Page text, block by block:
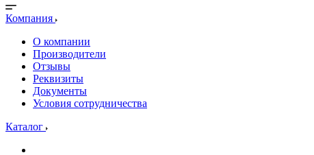
Компания
О компании
Производители
Отзывы
Реквизиты
Документы
Условия сотрудничества
Каталог